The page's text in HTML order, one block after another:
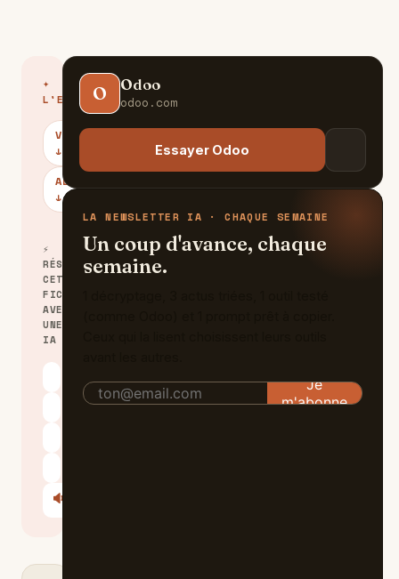
✦
L'ESSENTIEL
VERDICT
↓
ALTERNATIVES
↓
⚡
RÉSUMER
CETTE
FICHE
AVEC
UNE
IA
ChatGPT
Claude
Perplexity
Le Chat
🔊
Écouter
O Odoo
odoo.com
Essayer Odoo
LA NEWSLETTER IA · CHAQUE SEMAINE
Un coup d'avance, chaque
semaine.